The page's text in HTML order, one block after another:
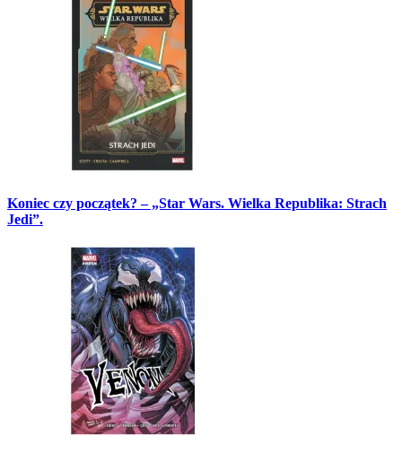
Koniec czy początek? – „Star Wars. Wielka Republika: Strach
Jedi”.